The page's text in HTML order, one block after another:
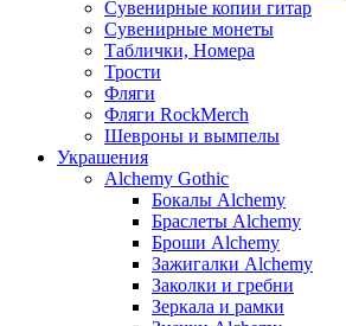
Сувенирные копии гитар
Сувенирные монеты
Таблички, Номера
Трости
Фляги
Фляги RockMerch
Шевроны и вымпелы
Украшения
Alchemy Gothic
Бокалы Alchemy
Браслеты Alchemy
Броши Alchemy
Зажигалки Alchemy
Заколки и гребни
Зеркала и рамки